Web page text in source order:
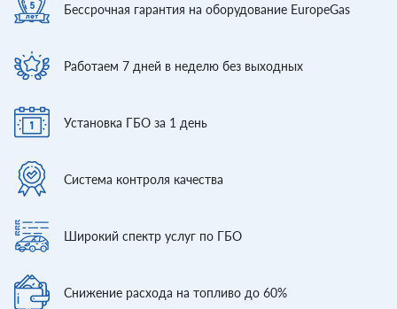
Бессрочная гарантия на оборудование EuropeGas
Работаем 7 дней в неделю без выходных
Установка ГБО за 1 день
Система контроля качества
Широкий спектр услуг по ГБО
Снижение расхода на топливо до 60%